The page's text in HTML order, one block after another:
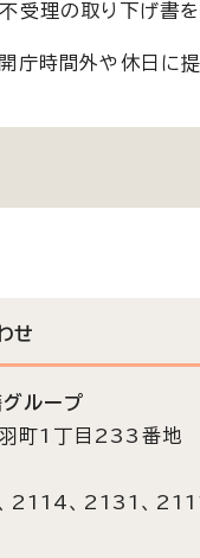
受理の取り下げ書を
庁時間外や休日に
せ
ループ
町1丁目233番地
2114、2131、